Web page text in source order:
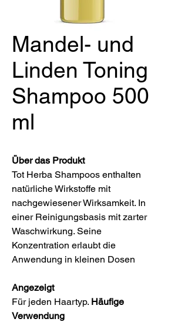
Mandel- und
Linden Toning
Shampoo 500
ml
Über das Produkt
Tot Herba Shampoos enthalten
natürliche Wirkstoffe mit
nachgewiesener Wirksamkeit. In
einer Reinigungsbasis mit zarter
Waschwirkung. Seine
Konzentration erlaubt die
Anwendung in kleinen Dosen
Angezeigt
Für jeden Haartyp. Häufige
Verwendung